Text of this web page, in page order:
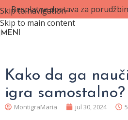
Skip to navigation
Skip to main content
Besplatna dostava za
MENI
Kako da ga
igra samostalno?
MontigraMaria jul 30, 2024